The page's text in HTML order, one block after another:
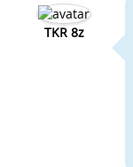
TKR 8z